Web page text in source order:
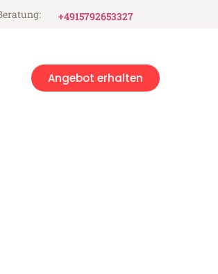
+4915792653327
Angebot erhalten